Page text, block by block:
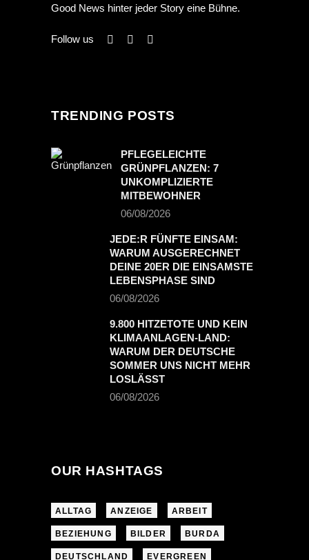
Good News hinter jeder Story eine Bühne.
Follow us
TRENDING POSTS
PFLEGELEICHTE
GRÜNPFLANZEN: 7
UNKOMPLIZIERTE
MITBEWOHNER
06/08/2026
JEDE:R FÜNFTE EINSAM:
WARUM AUSGERECHNET
DEINE 20ER DIE EINSAMSTE
LEBENSPHASE SIND
06/08/2026
9.800 HITZETOTE UND KEIN
KLIMAANLAGEN-LAND:
WARUM DER DEUTSCHE
SOMMER UNS NICHT MEHR
LOSLÄSST
06/08/2026
OUR HASHTAGS
ALLTAG ANZEIGE ARBEIT
BEZIEHUNG BILDER BURDA
DEUTSCHLAND EVERGREEN